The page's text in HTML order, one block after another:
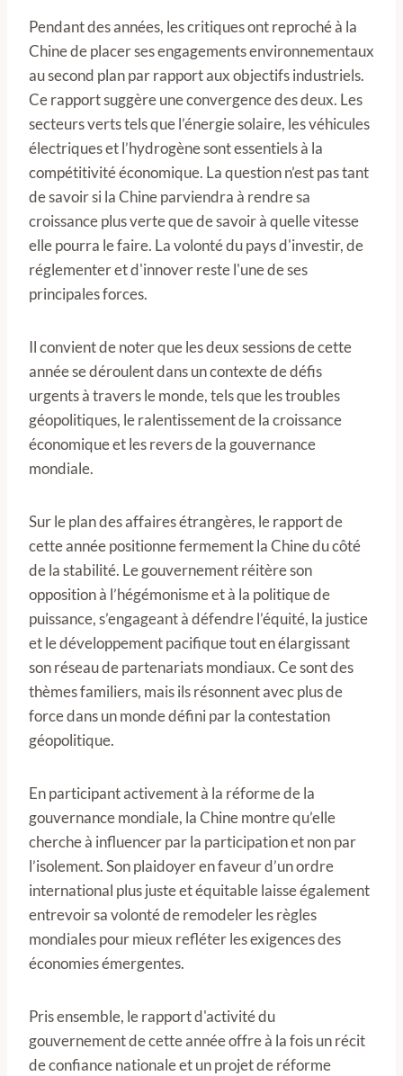
Pendant des années, les critiques ont reproché à la
Chine de placer ses engagements environnementaux
au second plan par rapport aux objectifs industriels.
Ce rapport suggère une convergence des deux. Les
secteurs verts tels que l’énergie solaire, les véhicules
électriques et l’hydrogène sont essentiels à la
compétitivité économique. La question n’est pas tant
de savoir si la Chine parviendra à rendre sa
croissance plus verte que de savoir à quelle vitesse
elle pourra le faire. La volonté du pays d'investir, de
réglementer et d'innover reste l'une de ses
principales forces.
Il convient de noter que les deux sessions de cette
année se déroulent dans un contexte de défis
urgents à travers le monde, tels que les troubles
géopolitiques, le ralentissement de la croissance
économique et les revers de la gouvernance
mondiale.
Sur le plan des affaires étrangères, le rapport de
cette année positionne fermement la Chine du côté
de la stabilité. Le gouvernement réitère son
opposition à l’hégémonisme et à la politique de
puissance, s’engageant à défendre l’équité, la justice
et le développement pacifique tout en élargissant
son réseau de partenariats mondiaux. Ce sont des
thèmes familiers, mais ils résonnent avec plus de
force dans un monde défini par la contestation
géopolitique.
En participant activement à la réforme de la
gouvernance mondiale, la Chine montre qu’elle
cherche à influencer par la participation et non par
l’isolement. Son plaidoyer en faveur d’un ordre
international plus juste et équitable laisse également
entrevoir sa volonté de remodeler les règles
mondiales pour mieux refléter les exigences des
économies émergentes.
Pris ensemble, le rapport d'activité du
gouvernement de cette année offre à la fois un récit
de confiance nationale et un projet de réforme